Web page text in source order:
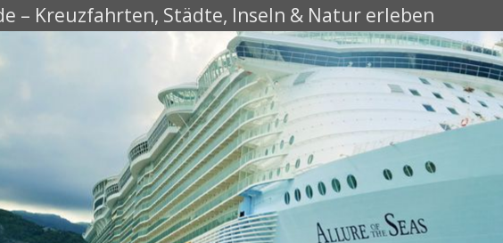
– Kreuzfahrten, Städte, Inseln & Natur erleben